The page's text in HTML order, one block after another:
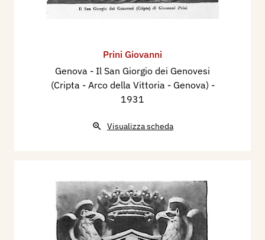
Prini Giovanni
Genova - Il San Giorgio dei Genovesi
(Cripta - Arco della Vittoria - Genova) -
1931
Visualizza scheda